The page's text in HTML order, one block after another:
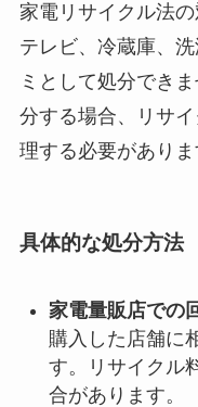
家電リサイクル法
テレビ、冷蔵庫、
ミとして処分でき
分する場合、リサ
理する必要がありま
具体的な処分方法
家電量販店での
購入した店舗に
す。リサイクル
合があります。